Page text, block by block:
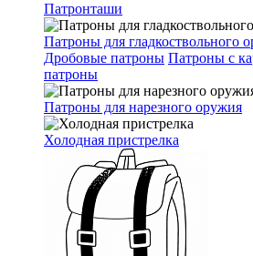
Патронташи
Патроны для гладкоствольного
Дробовые патроны Патроны с
патроны
Патроны для нарезного оружия
Холодная пристрелка